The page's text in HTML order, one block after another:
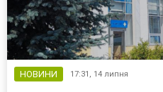
НОВИНИ 17:31, 14 липня